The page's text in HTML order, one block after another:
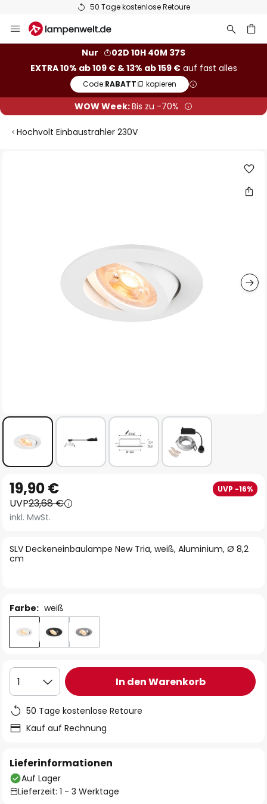
50 Tage kostenlose Retoure
Inhalt
Nur
02D 10H 40M 36S
EXTRA 10% ab 109 € & 13% ab 159 €auf fast alles
Code:RABATT kopieren
WOW Week:Bis zu -70%
Hochvolt Einbaustrahler 230V
Anfang
der
Bildgalerie
SLV Deckeneinbaulampe New Tria, weiß, Aluminium, Ø 8,2
cm
19,90 € UVP -16%
UVP23,68 €
inkl. MwSt.
Farbe: weiß
1 In den Warenkorb
50 Tage kostenlose Retoure
Kauf auf Rechnung
Lieferinformationen
Auf Lager
Lieferzeit: 1 - 3 Werktage